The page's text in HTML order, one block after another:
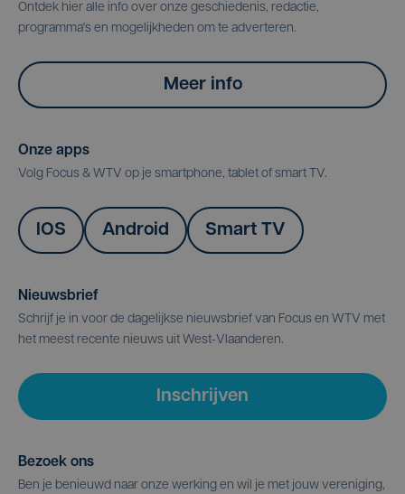
Ontdek hier alle info over onze geschiedenis, redactie,
programma's en mogelijkheden om te adverteren.
Meer info
Onze apps
Volg Focus & WTV op je smartphone, tablet of smart TV.
IOS Android Smart TV
Nieuwsbrief
Schrijf je in voor de dagelijkse nieuwsbrief van Focus en WTV met
het meest recente nieuws uit West-Vlaanderen.
Inschrijven
Bezoek ons
Ben je benieuwd naar onze werking en wil je met jouw vereniging,